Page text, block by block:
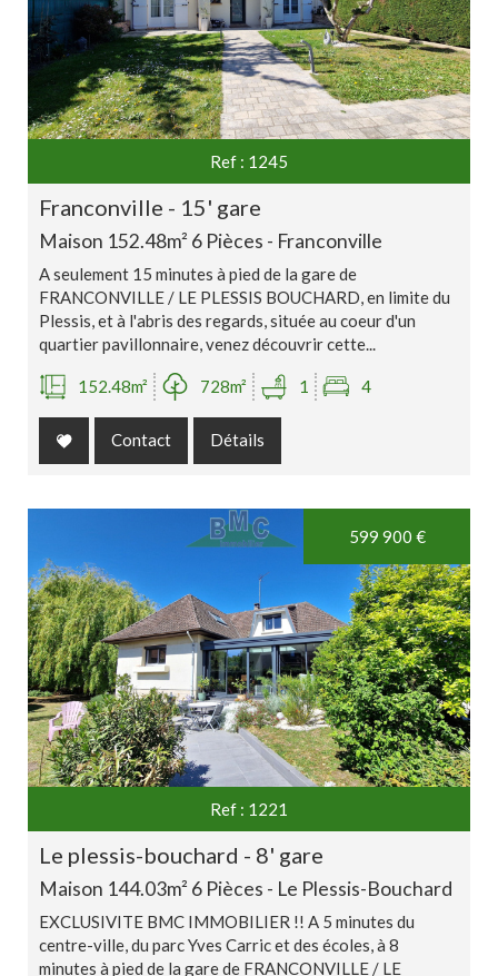
Ref : 1245
franconville - 15' gare
Maison 152.48m² 6 Pièces - Franconville
A seulement 15 minutes à pied de la gare de
FRANCONVILLE / LE PLESSIS BOUCHARD, en limite du
Plessis, et à l'abris des regards, située au coeur d'un
quartier pavillonnaire, venez découvrir cette...
152.48m² 728m² 1 4
Contact Détails
599 900 €
Ref : 1221
le plessis-bouchard - 8' gare
Maison 144.03m² 6 Pièces - Le Plessis-Bouchard
EXCLUSIVITE BMC IMMOBILIER !! A 5 minutes du
centre-ville, du parc Yves Carric et des écoles, à 8
minutes à pied de la gare de FRANCONVILLE / LE